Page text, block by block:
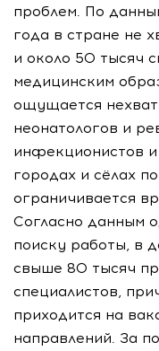
проблем. По
года в стране не
и около 50 тысяч
медицинским
ощущается
неонатологов и
инфекционистов
городах и сёлах
ограничивается
Согласно данным
поиску работы, в
свыше 80 тысяч
специалистов,
приходится на
направлений. За